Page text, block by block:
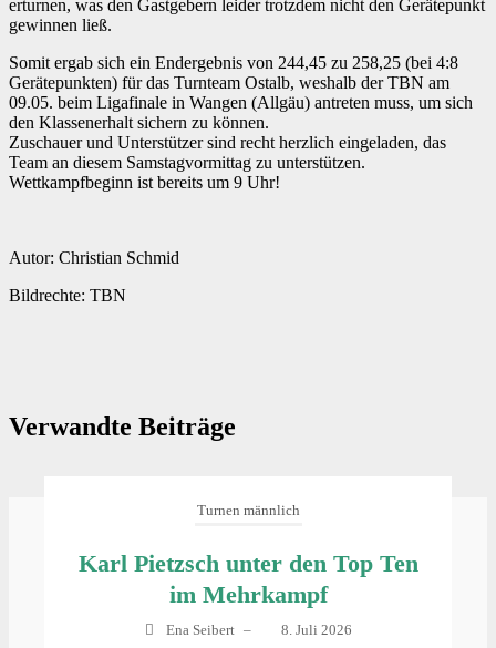
erturnen, was den Gastgebern leider trotzdem nicht den Gerätepunkt
gewinnen ließ.
Somit ergab sich ein Endergebnis von 244,45 zu 258,25 (bei 4:8
Gerätepunkten) für das Turnteam Ostalb, weshalb der TBN am
09.05. beim Ligafinale in Wangen (Allgäu) antreten muss, um sich
den Klassenerhalt sichern zu können.
Zuschauer und Unterstützer sind recht herzlich eingeladen, das
Team an diesem Samstagvormittag zu unterstützen.
Wettkampfbeginn ist bereits um 9 Uhr!
Autor: Christian Schmid
Bildrechte: TBN
Verwandte Beiträge
Turnen männlich
Karl Pietzsch unter den Top Ten
im Mehrkampf
Ena Seibert – 8. Juli 2026